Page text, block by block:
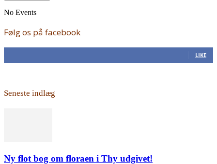
No Events
Følg os på facebook
LIKE
Seneste indlæg
Ny flot bog om floraen i Thy udgivet!